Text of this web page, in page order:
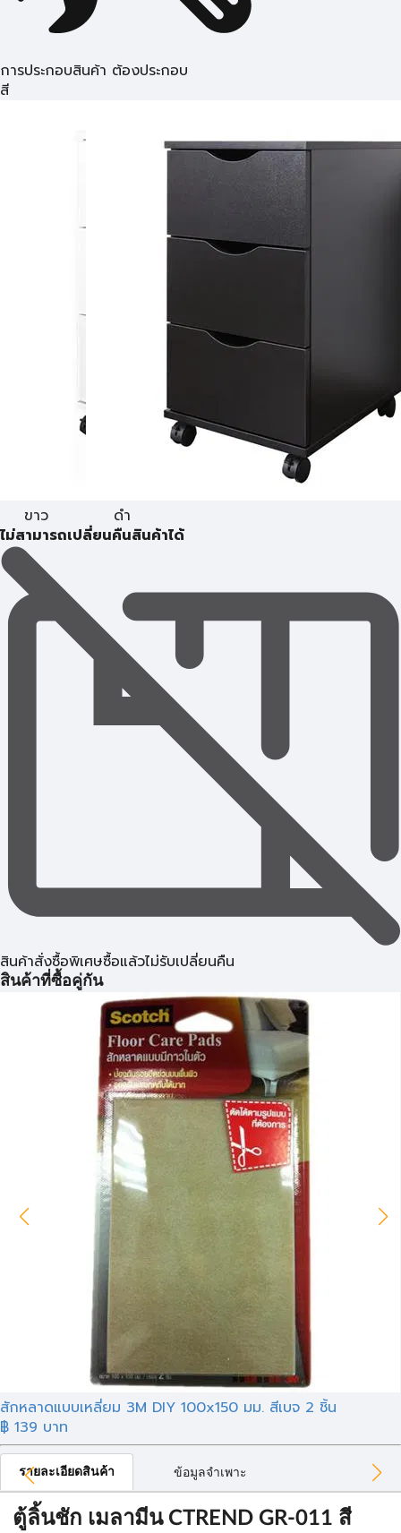
การประกอบสินค้า ต้องประกอบ
สี
ขาว
ดำ
ไม่สามารถเปลี่ยนคืนสินค้าได้
สินค้าสั่งซื้อพิเศษซื้อแล้วไม่รับเปลี่ยนคืน
สินค้าที่ซื้อคู่กัน
สักหลาดแบบเหลี่ยม 3M DIY 100x150 มม. สีเบจ 2 ชิ้น
฿ 139 บาท
รายละเอียดสินค้า ข้อมูลจำเพาะ
ตู้ลิ้นชัก เมลามีน CTREND GR-011 สี